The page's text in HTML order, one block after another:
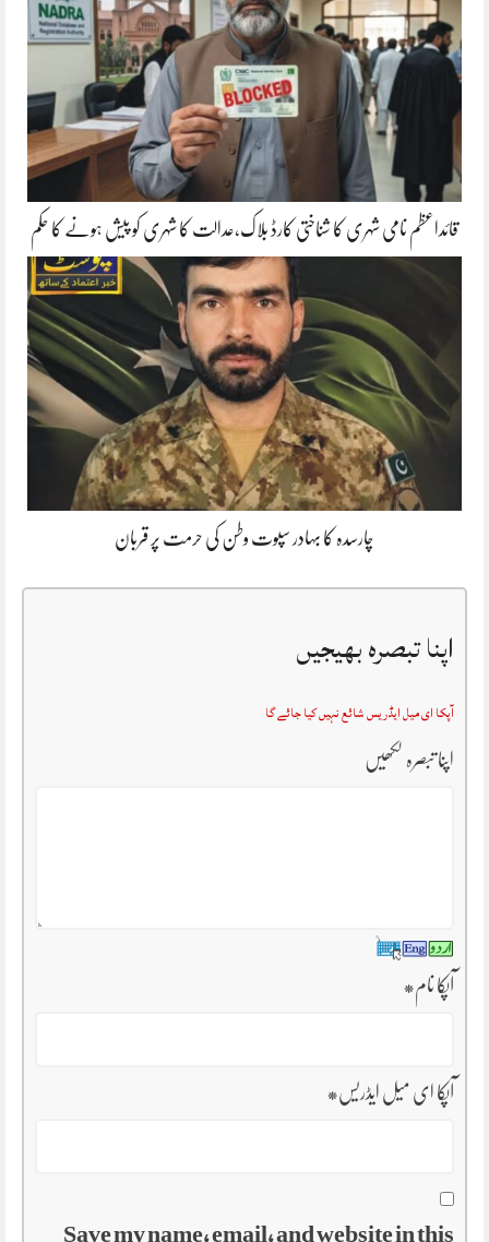
قائداعظم نامی شہری کا شناختی کارڈ بلاک،عدالت کا شہری کو پیش ہونے کا حکم
چارسدہ کا بہادر سپوت وطن کی حرمت پر قربان
اپنا تبصرہ بھیجیں
آپکا ای میل ایڈریس شائع نہیں کیا جائے گا
اپنا تبصرہ لکھیں
آپکا نام*
آپکا ای میل ایڈریس*
Save my name, email, and website in this